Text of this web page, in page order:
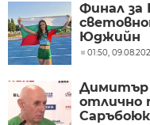
Финал за
Юджийн
01:50,
Димитър
отлично